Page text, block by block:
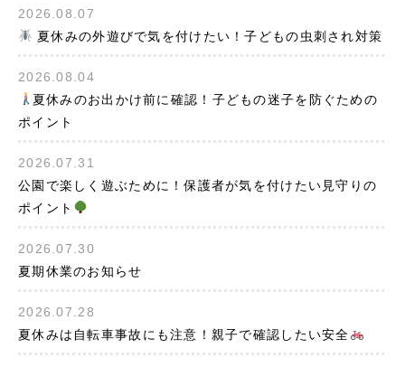
2026.08.07
夏休みの外遊びで気を付けたい！子どもの虫刺され対策
2026.08.04
夏休みのお出かけ前に確認！子どもの迷子を防ぐための
ポイント
2026.07.31
公園で楽しく遊ぶために！保護者が気を付けたい見守りの
ポイント
2026.07.30
夏期休業のお知らせ
2026.07.28
夏休みは自転車事故にも注意！親子で確認したい安全